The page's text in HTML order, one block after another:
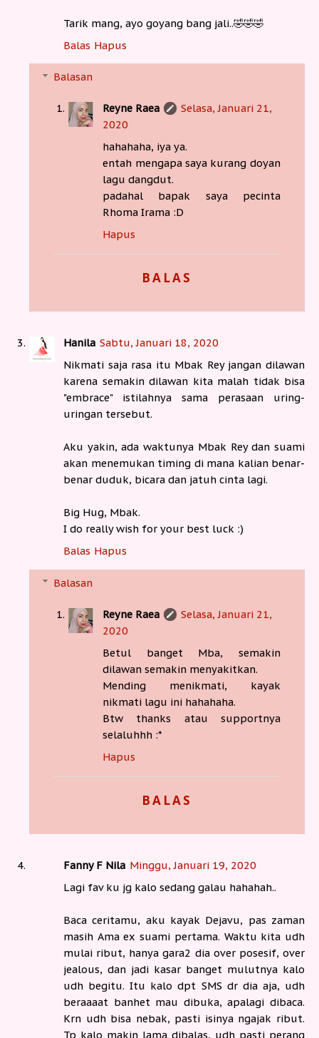
Tarik mang, ayo goyang bang jali..🤣🤣🤣
Balas Hapus
Balasan
Reyne Raea
Selasa, Januari 21,
2020
hahahaha, iya ya.
entah mengapa saya kurang doyan
lagu dangdut.
padahal bapak saya pecinta
Rhoma Irama :D
Hapus
BALAS
Hanila Sabtu, Januari 18, 2020
Nikmati saja rasa itu Mbak Rey jangan dilawan
karena semakin dilawan kita malah tidak bisa
"embrace" istilahnya sama perasaan uring-
uringan tersebut.
Aku yakin, ada waktunya Mbak Rey dan suami
akan menemukan timing di mana kalian benar-
benar duduk, bicara dan jatuh cinta lagi.
Big Hug, Mbak.
I do really wish for your best luck :)
Balas Hapus
Balasan
Reyne Raea
Selasa, Januari 21,
2020
Betul banget Mba, semakin
dilawan semakin menyakitkan.
Mending menikmati, kayak
nikmati lagu ini hahahaha.
Btw thanks atau supportnya
selaluhhh :*
Hapus
BALAS
Fanny F Nila Minggu, Januari 19, 2020
Lagi fav ku jg kalo sedang galau hahahah..
Baca ceritamu, aku kayak Dejavu, pas zaman
masih Ama ex suami pertama. Waktu kita udh
mulai ribut, hanya gara2 dia over posesif, over
jealous, dan jadi kasar banget mulutnya kalo
udh begitu. Itu kalo dpt SMS dr dia aja, udh
beraaaat banhet mau dibuka, apalagi dibaca.
Krn udh bisa nebak, pasti isinya ngajak ribut.
Tp kalo makin lama dibalas, udh pasti perang